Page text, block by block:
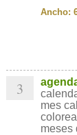
Ancho:
3
mes
meses